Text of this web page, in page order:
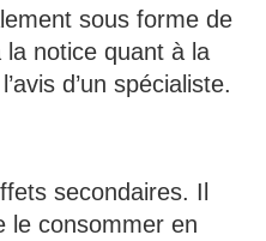
sous forme de
notice quant à la
d’un spécialiste.
secondaires. Il
le consommer en